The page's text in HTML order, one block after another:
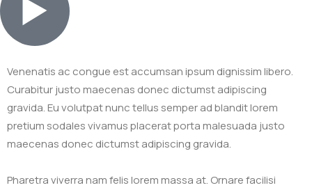
Venenatis ac congue est accumsan ipsum dignissim libero.
Curabitur justo maecenas donec dictumst adipiscing
gravida. Eu volutpat nunc tellus semper ad blandit lorem
pretium sodales vivamus placerat porta malesuada justo
maecenas donec dictumst adipiscing gravida.
Pharetra viverra nam felis lorem massa at. Ornare facilisi